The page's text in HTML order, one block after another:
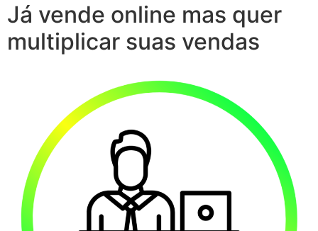
Já vende online mas quer
multiplicar suas vendas